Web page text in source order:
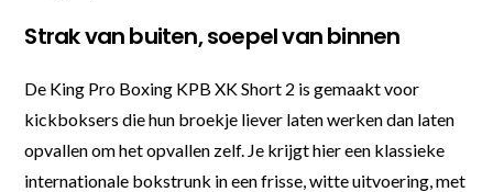
Strak van buiten, soepel van binnen
De King Pro Boxing KPB XK Short 2 is gemaakt voor
kickboksers die hun broekje liever laten werken dan laten
opvallen om het opvallen zelf. Je krijgt hier een klassieke
internationale bokstrunk in een frisse, witte uitvoering, met